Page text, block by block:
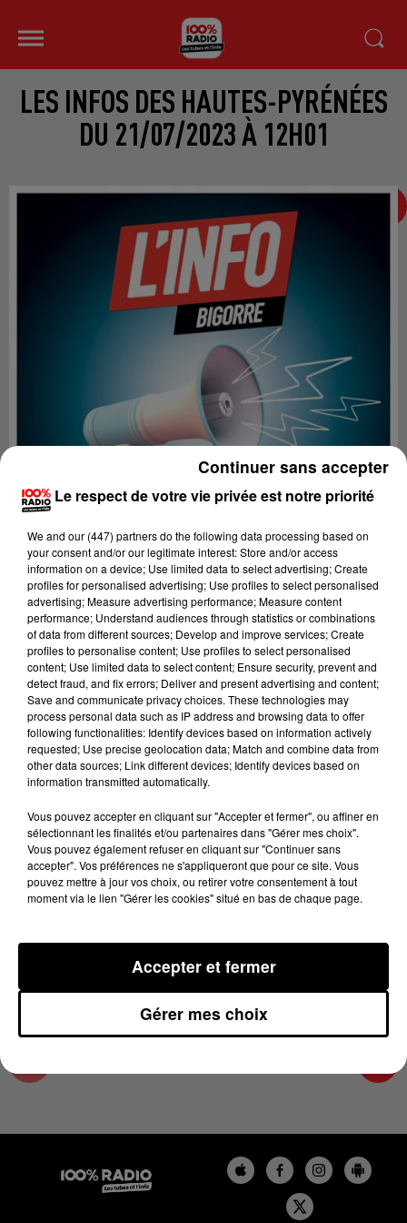
LES INFOS DES HAUTES-PYRÉNÉES
DU 21/07/2023 À 12H01
Lecture (3 min 16 sec)
100%
100% Radio les infos des Hautes-Pyrénées
21 juillet 2023 - 3 min 16 sec
LES INFOS DES HAUTES-PYRÉNÉES DU
21/07/2023 À 12H01
Podcasts infos des Hautes-Pyrénées
Le respect de votre vie privée est notre priorité
We and our (447) partnersdo the following data processing based on
your consent and/or our legitimate interest: Store and/or access
information on a device; Use limited data to select advertising; Create
profiles for personalised advertising; Use profiles to select personalised
advertising; Measure advertising performance; Measure content
performance; Understand audiences through statistics or combinations
of data from different sources; Develop and improve services; Create
profiles to personalise content; Use profiles to select personalised
content; Use limited data to select content; Ensure security, prevent and
detect fraud, and fix errors; Deliver and present advertising and content;
Save and communicate privacy choices. These technologies may
process personal data such as IP address and browsing data to offer
following functionalities: Identify devices based on information actively
requested; Use precise geolocation data; Match and combine data from
other data sources; Link different devices; Identify devices based on
information transmitted automatically.
Vous pouvez accepter en cliquant sur "Accepter et fermer", ou affiner en
sélectionnant les finalités et/ou partenaires dans "Gérer mes choix".
Vous pouvez également refuser en cliquant sur "Continuer sans
accepter". Vos préférences ne s'appliqueront que pour ce site. Vous
pouvez mettre à jour vos choix, ou retirer votre consentement à tout
moment via le lien "Gérer les cookies" situé en bas de chaque page.
Gérer mes choix
Accepter et fermer
Continuer sans accepter